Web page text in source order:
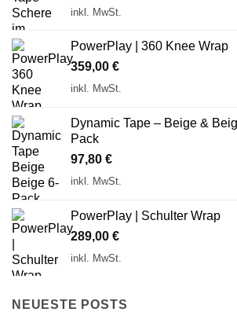
inkl. MwSt.
PowerPlay | 360 Knee Wrap
359,00 €
inkl. MwSt.
Dynamic Tape – Beige &
Pack
97,80 €
inkl. MwSt.
PowerPlay | Schulter Wrap
289,00 €
inkl. MwSt.
NEUESTE POSTS